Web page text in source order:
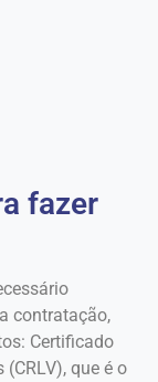
fazer
contratação,
Certificado
que é o